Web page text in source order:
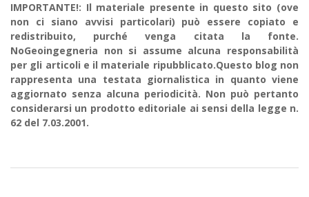
IMPORTANTE!: Il materiale presente in questo sito (ove
non ci siano avvisi particolari) può essere copiato e
redistribuito, purché venga citata la fonte.
NoGeoingegneria non si assume alcuna responsabilità
per gli articoli e il materiale ripubblicato.Questo blog non
rappresenta una testata giornalistica in quanto viene
aggiornato senza alcuna periodicità. Non può pertanto
considerarsi un prodotto editoriale ai sensi della legge n.
62 del 7.03.2001.